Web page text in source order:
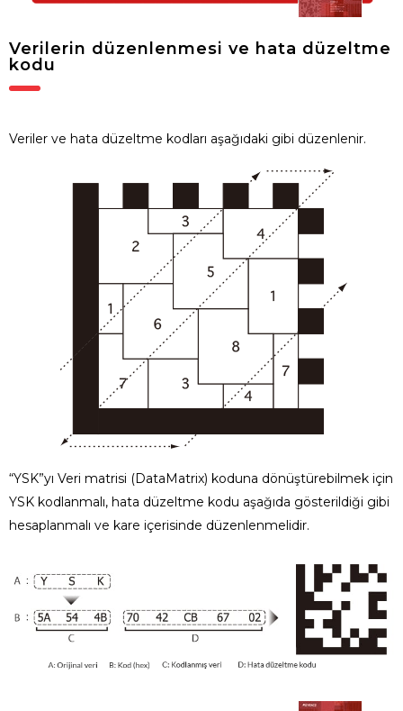
Verilerin düzenlenmesi ve hata düzeltme
kodu
Veriler ve hata düzeltme kodları aşağıdaki gibi düzenlenir.
“YSK”yı Veri matrisi (DataMatrix) koduna dönüştürebilmek için
YSK kodlanmalı, hata düzeltme kodu aşağıda gösterildiği gibi
hesaplanmalı ve kare içerisinde düzenlenmelidir.